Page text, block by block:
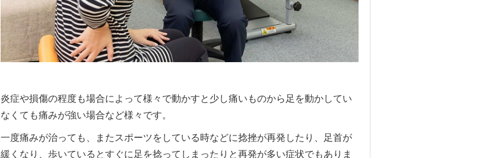
炎症や損傷の程度も場合によって様々で動かすと少し痛いものから足を動かしてい
なくても痛みが強い場合など様々です。
一度痛みが治っても、またスポーツをしている時などに捻挫が再発したり、足首が
緩くなり、歩いているとすぐに足を捻ってしまったりと再発が多い症状でもありま